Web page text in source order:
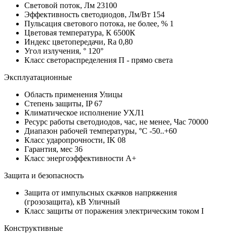
Световой поток, Лм 23100
Эффективность светодиодов, Лм/Вт 154
Пульсация светового потока, не более, % 1
Цветовая температура, К 6500К
Индекс цветопередачи, Ra 0,80
Угол излучения, ° 120°
Класс светораспределения П - прямо света
Эксплуатационные
Область применения Улицы
Степень защиты, IP67
Климатическое исполнение УХЛ1
Ресурс работы светодиодов, час, не менее, Час 70000
Диапазон рабочей температуры, °С -50..+60
Класс ударопрочности, IK 08
Гарантия, мес 36
Класс энергоэффективности A+
Защита и безопасность
Защита от импульсных скачков напряжения
(грозозащита), кВ Уличный
Класс защиты от поражения электрическим током I
Конструктивные